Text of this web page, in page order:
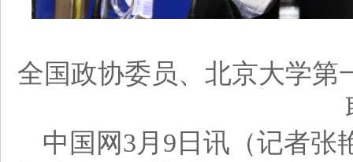
全国政协委员、北京大学第
中国网3月9日讯（记者张